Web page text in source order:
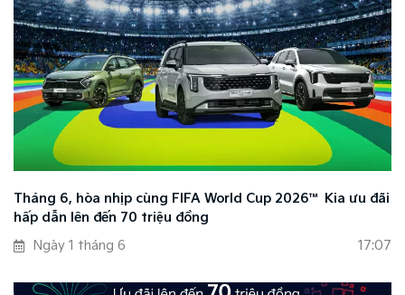
Tháng 6, hòa nhịp cùng FIFA World Cup 2026™ Kia ưu đãi
hấp dẫn lên đến 70 triệu đồng
Ngày 1 tháng 6
17:07